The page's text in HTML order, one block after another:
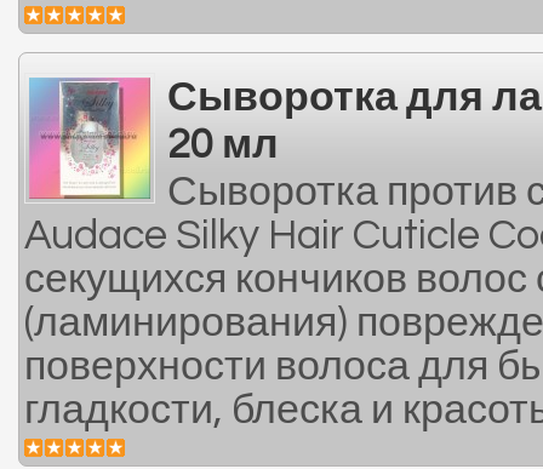
Сыворотка для
20 мл
Сыворотка против
Audace Silky Hair Cuticle
секущихся кончиков
(ламинирования)
поверхности волоса для
гладкости, блеска и